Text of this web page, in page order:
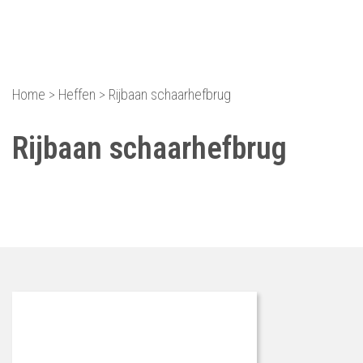
Home > Heffen > Rijbaan schaarhefbrug
Rijbaan schaarhefbrug